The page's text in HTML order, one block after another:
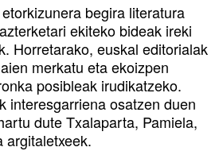
begira literatura
ekiteko bideak ireki
Horretarako, euskal editorialak
merkatu eta ekoizpen
posibleak irudikatzeko.
interesgarriena osatzen duen
dute Txalaparta, Pamiela,
argitaletxeek.